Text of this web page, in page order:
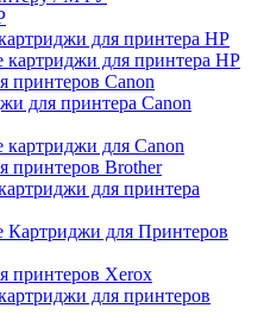
для принтера HP
для принтера HP
принтеров Сanon
для принтера Сanon
картриджи для Сanon
принтеров Brother
для принтера
Картриджи для Принтеров
принтеров Xerox
для принтеров